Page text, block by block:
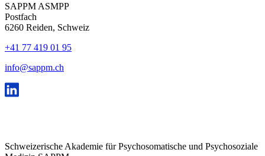
SAPPM ASMPP
Postfach
6260 Reiden, Schweiz
+41 77 419 01 95
info@sappm.ch
Schweizerische Akademie für Psychosomatische und Psychosoziale